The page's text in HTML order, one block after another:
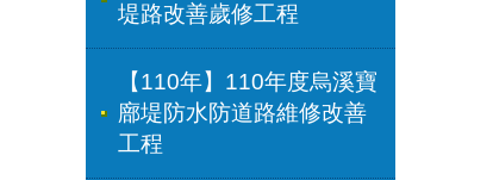
堤路改善歲修工程
【110年】110年度烏溪寶
廍堤防水防道路維修改善
工程